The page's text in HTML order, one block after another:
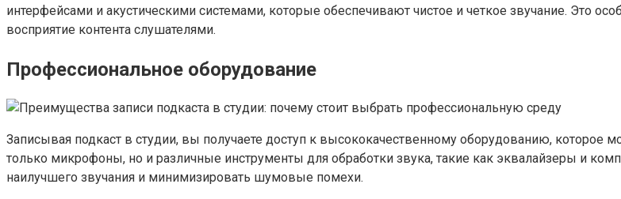
интерфейсами и акустическими системами, которые обеспечивают чистое и четкое звучание. Это
восприятие контента слушателями.
Профессиональное оборудование
Записывая подкаст в студии, вы получаете доступ к высококачественному оборудованию,
только микрофоны, но и различные инструменты для обработки звука, такие как эквалайзеры и
наилучшего звучания и минимизировать шумовые помехи.